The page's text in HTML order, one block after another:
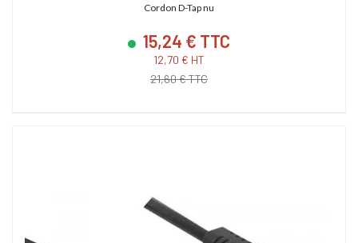
Cordon D-Tap nu
15,24 € TTC
12,70 € HT
21,60 € TTC